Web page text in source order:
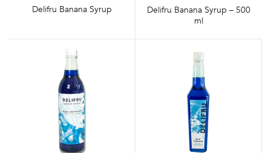
Delifru Banana Syrup
Delifru Banana Syrup – 500
ml